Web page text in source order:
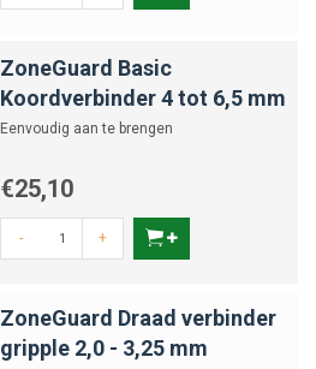
ZoneGuard Basic
Koordverbinder 4 tot 6,5 mm
Eenvoudig aan te brengen
€25,10
- +
ZoneGuard Draad verbinder
gripple 2,0 - 3,25 mm